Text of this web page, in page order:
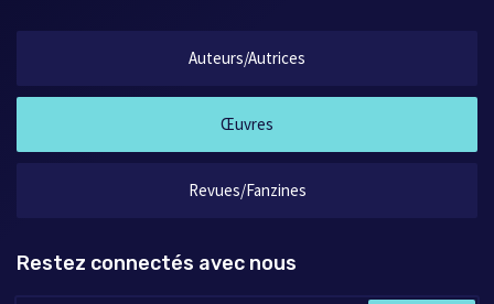
Auteurs/Autrices
Œuvres
Revues/Fanzines
Restez connectés avec nous